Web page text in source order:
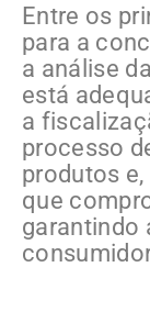
Entre os
para a
a análise
está
a
processo
produtos
que
garantindo